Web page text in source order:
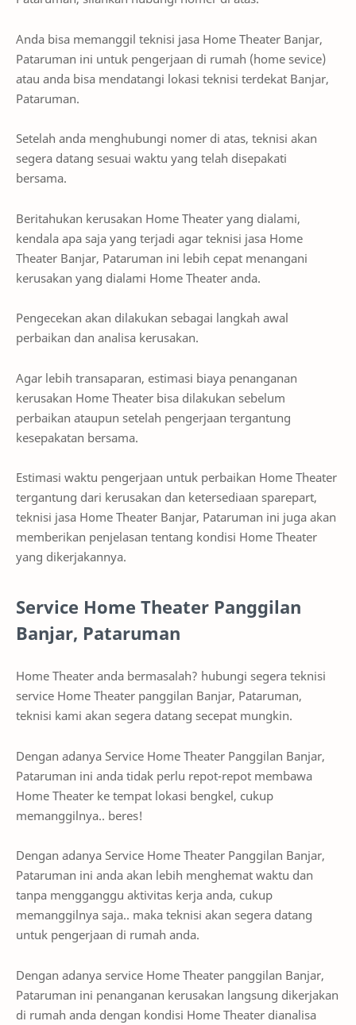
Anda bisa memanggil teknisi jasa Home Theater Banjar,
Pataruman ini untuk pengerjaan di rumah (home sevice)
atau anda bisa mendatangi lokasi teknisi terdekat Banjar,
Pataruman.
Setelah anda menghubungi nomer di atas, teknisi akan
segera datang sesuai waktu yang telah disepakati
bersama.
Beritahukan kerusakan Home Theater yang dialami,
kendala apa saja yang terjadi agar teknisi jasa Home
Theater Banjar, Pataruman ini lebih cepat menangani
kerusakan yang dialami Home Theater anda.
Pengecekan akan dilakukan sebagai langkah awal
perbaikan dan analisa kerusakan.
Agar lebih transaparan, estimasi biaya penanganan
kerusakan Home Theater bisa dilakukan sebelum
perbaikan ataupun setelah pengerjaan tergantung
kesepakatan bersama.
Estimasi waktu pengerjaan untuk perbaikan Home Theater
tergantung dari kerusakan dan ketersediaan sparepart,
teknisi jasa Home Theater Banjar, Pataruman ini juga akan
memberikan penjelasan tentang kondisi Home Theater
yang dikerjakannya.
Service Home Theater Panggilan
Banjar, Pataruman
Home Theater anda bermasalah? hubungi segera teknisi
service Home Theater panggilan Banjar, Pataruman,
teknisi kami akan segera datang secepat mungkin.
Dengan adanya Service Home Theater Panggilan Banjar,
Pataruman ini anda tidak perlu repot-repot membawa
Home Theater ke tempat lokasi bengkel, cukup
memanggilnya.. beres!
Dengan adanya Service Home Theater Panggilan Banjar,
Pataruman ini anda akan lebih menghemat waktu dan
tanpa mengganggu aktivitas kerja anda, cukup
memanggilnya saja.. maka teknisi akan segera datang
untuk pengerjaan di rumah anda.
Dengan adanya service Home Theater panggilan Banjar,
Pataruman ini penanganan kerusakan langsung dikerjakan
di rumah anda dengan kondisi Home Theater dianalisa